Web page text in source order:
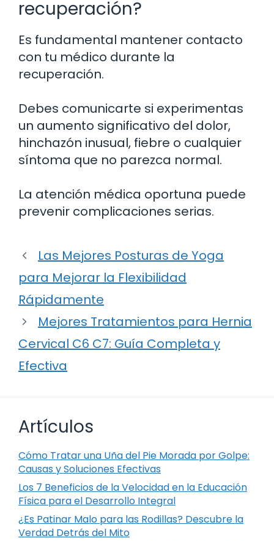
recuperación?
Es fundamental mantener contacto
con tu médico durante la
recuperación.
Debes comunicarte si experimentas
un aumento significativo del dolor,
hinchazón inusual, fiebre o cualquier
síntoma que no parezca normal.
La atención médica oportuna puede
prevenir complicaciones serias.
Las Mejores Posturas de Yoga
para Mejorar la Flexibilidad
Rápidamente
Mejores Tratamientos para Hernia
Cervical C6 C7: Guía Completa y
Efectiva
Artículos
Cómo Tratar una Uña del Pie Morada por Golpe:
Causas y Soluciones Efectivas
Los 7 Beneficios de la Velocidad en la Educación
Física para el Desarrollo Integral
¿Es Patinar Malo para las Rodillas? Descubre la
Verdad Detrás del Mito